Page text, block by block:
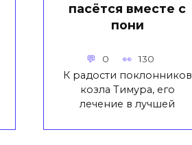
пасётся вместе с
пони
0 130
К радости поклонников
козла Тимура, его
лечение в лучшей